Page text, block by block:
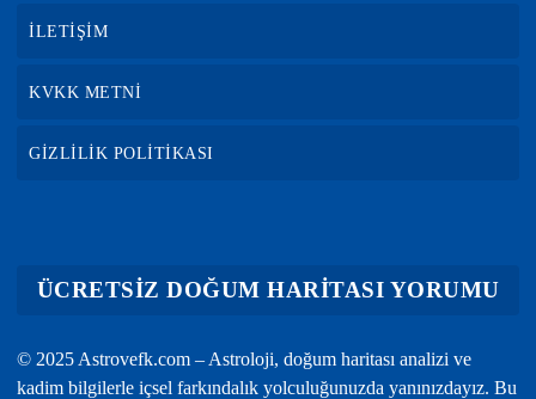
İLETİŞİM
KVKK METNİ
GİZLİLİK POLİTİKASI
ÜCRETSİZ DOĞUM HARİTASI YORUMU
© 2025 Astrovefk.com – Astroloji, doğum haritası analizi ve
kadim bilgilerle içsel farkındalık yolculuğunuzda yanınızdayız. Bu